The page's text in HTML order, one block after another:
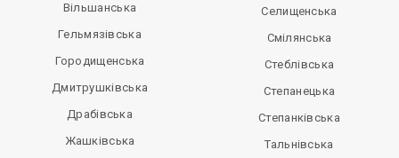
Вільшанська
Гельмязівська
Городищенська
Дмитрушківська
Драбівська
Жашківська
Селищенська
Смілянська
Стеблівська
Степанецька
Степанківська
Тальнівська